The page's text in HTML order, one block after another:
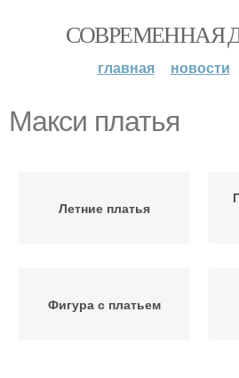
СОВРЕМЕННАЯ
главная новости
Макси платья
Летние платья
Фигура с платьем